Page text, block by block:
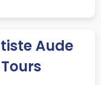
Aude